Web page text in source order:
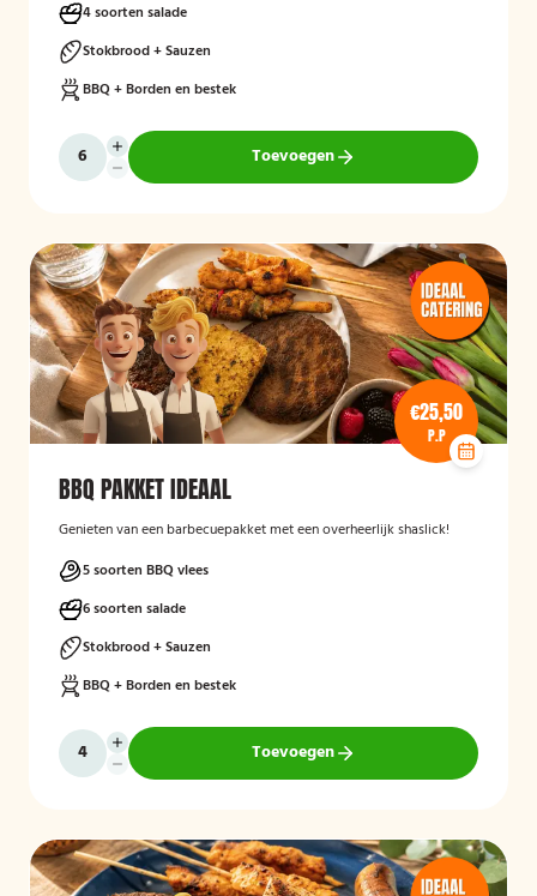
4 soorten salade
Stokbrood + Sauzen
BBQ + Borden en bestek
Toevoegen
€25,50
P.P
BBQ PAKKET IDEAAL
Genieten van een barbecuepakket met een overheerlijk shaslick!
5 soorten BBQ vlees
6 soorten salade
Stokbrood + Sauzen
BBQ + Borden en bestek
Toevoegen